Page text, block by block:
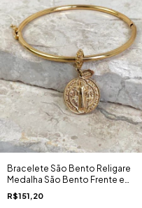
Bracelete São Bento Religare
Medalha São Bento Frente e
Verso Ouro 18K
R$151,20